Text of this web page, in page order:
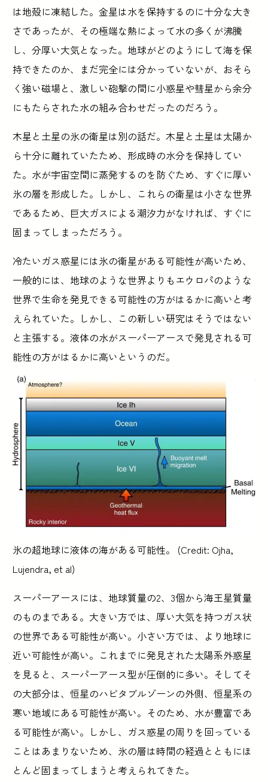
は地殻に凍結した。金星は水を保持するのに十分な大き
さであったが、その極端な熱によって水の多くが沸騰
し、分厚い大気となった。地球がどのようにして海を保
持できたのか、まだ完全には分かっていないが、おそら
く強い磁場と、激しい砲撃の間に小惑星や彗星から余分
にもたらされた水の組み合わせだったのだろう。
木星と土星の氷の衛星は別の話だ。木星と土星は太陽か
ら十分に離れていたため、形成時の水分を保持してい
た。水が宇宙空間に蒸発するのを防ぐため、すぐに厚い
氷の層を形成した。しかし、これらの衛星は小さな世界
であるため、巨大ガスによる潮汐力がなければ、すぐに
固まってしまっただろう。
冷たいガス惑星には氷の衛星がある可能性が高いため、
一般的には、地球のような世界よりもエウロパのような
世界で生命を発見できる可能性の方がはるかに高いと考
えられていた。しかし、この新しい研究はそうではない
と主張する。液体の水がスーパーアースで発見される可
能性の方がはるかに高いというのだ。
氷の超地球に液体の海がある可能性。 (Credit: Ojha,
Lujendra, et al)
スーパーアースには、地球質量の2、3個から海王星質量
のものまである。大きい方では、厚い大気を持つガス状
の世界である可能性が高い。小さい方では、より地球に
近い可能性が高い。これまでに発見された太陽系外惑星
を見ると、スーパーアース型が圧倒的に多い。そしてそ
の大部分は、恒星のハビタブルゾーンの外側、恒星系の
寒い地域にある可能性が高い。そのため、水が豊富であ
る可能性が高い。しかし、ガス惑星の周りを回っている
ことはあまりないため、氷の層は時間の経過とともにほ
とんど固まってしまうと考えられてきた。